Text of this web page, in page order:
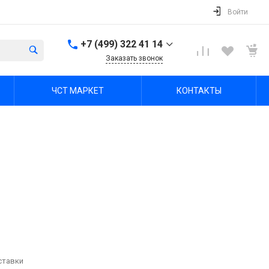
Войти
+7 (499) 322 41 14
г. Тула, Октябрьская ул,
Заказать звонок
ЧСТ МАРКЕТ КОНТАКТЫ